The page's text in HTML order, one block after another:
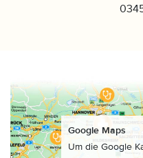
Google Maps
Um die Google